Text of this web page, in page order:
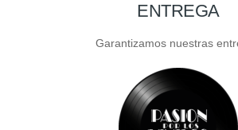
ENTREGA
Garantizamos nuestras